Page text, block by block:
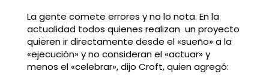
La gente comete errores y no lo nota. En la
actualidad todos quienes realizan un proyecto
quieren ir directamente desde el «sueño» a la
«ejecución» y no consideran el «actuar» y
menos el «celebrar», dijo Croft, quien agregó: